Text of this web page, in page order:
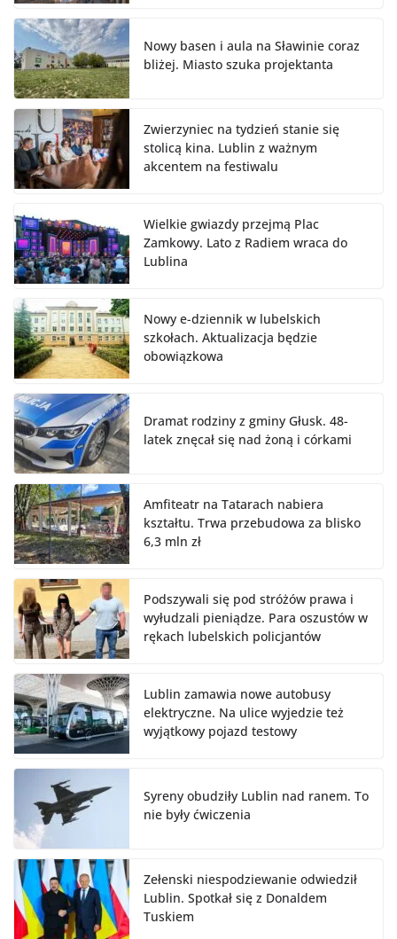
Nowy basen i aula na Sławinie coraz
bliżej. Miasto szuka projektanta
Zwierzyniec na tydzień stanie się
stolicą kina. Lublin z ważnym
akcentem na festiwalu
Wielkie gwiazdy przejmą Plac
Zamkowy. Lato z Radiem wraca do
Lublina
Nowy e-dziennik w lubelskich
szkołach. Aktualizacja będzie
obowiązkowa
Dramat rodziny z gminy Głusk. 48-
latek znęcał się nad żoną i córkami
Amfiteatr na Tatarach nabiera
kształtu. Trwa przebudowa za blisko
6,3 mln zł
Podszywali się pod stróżów prawa i
wyłudzali pieniądze. Para oszustów w
rękach lubelskich policjantów
Lublin zamawia nowe autobusy
elektryczne. Na ulice wyjedzie też
wyjątkowy pojazd testowy
Syreny obudziły Lublin nad ranem. To
nie były ćwiczenia
Zełenski niespodziewanie odwiedził
Lublin. Spotkał się z Donaldem
Tuskiem